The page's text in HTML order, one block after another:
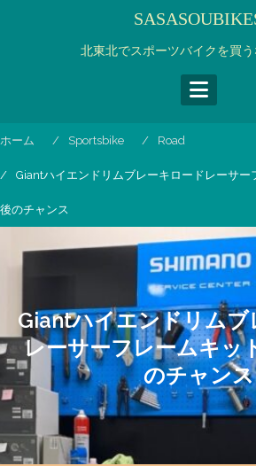
キ
プ
北東北でスポーツバイクを買う
ホーム Sportsbike Road
Giantハイエンドリムブレーキロードレーサー
後のチャンス
Giantハイエンドリムブ
レーサーフレームキッ
のチャンス